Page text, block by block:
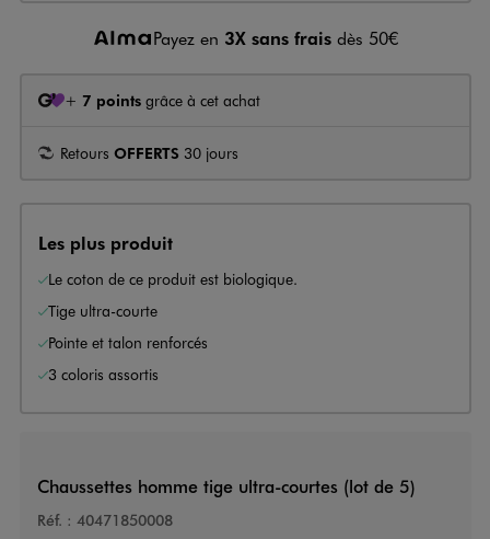
Payez en 3X sans frais dès 50€
+ 7 points grâce à cet achat
Retours OFFERTS 30 jours
Les plus produit
Le coton de ce produit est biologique.
Tige ultra-courte
Pointe et talon renforcés
3 coloris assortis
Chaussettes homme tige ultra-courtes (lot de 5)
Réf. : 40471850008